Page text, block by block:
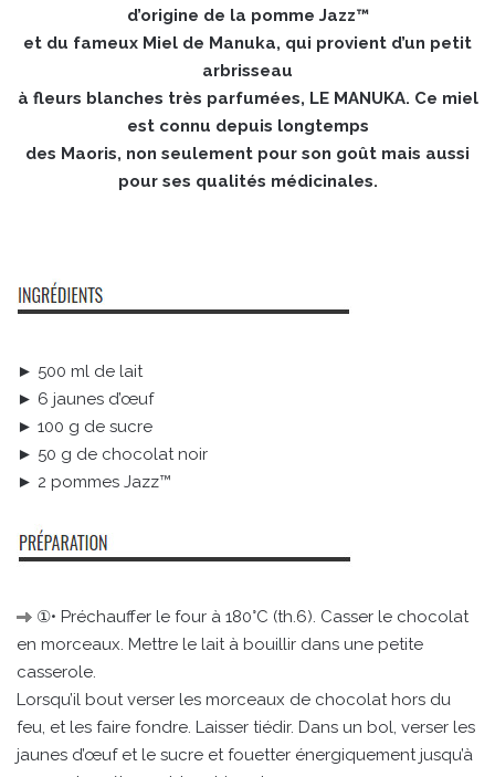
d’origine de la pomme Jazz™
et du fameux Miel de Manuka, qui provient d’un petit
arbrisseau
à fleurs blanches très parfumées, LE MANUKA. Ce miel
est connu depuis longtemps
des Maoris, non seulement pour son goût mais aussi
pour ses qualités médicinales.
► 500 ml de lait
► 6 jaunes d’œuf
► 100 g de sucre
► 50 g de chocolat noir
► 2 pommes Jazz™
①• Préchauffer le four à 180°C (th.6). Casser le chocolat
en morceaux. Mettre le lait à bouillir dans une petite
casserole.
Lorsqu’il bout verser les morceaux de chocolat hors du
feu, et les faire fondre. Laisser tiédir. Dans un bol, verser les
jaunes d’œuf et le sucre et fouetter énergiquement jusqu’à